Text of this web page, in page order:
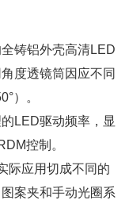
铸铝外壳高清LED
度透镜筒因应不同
）。
LED驱动频率，显
控制。
际应用切成不同的
案夹和手动光圈系